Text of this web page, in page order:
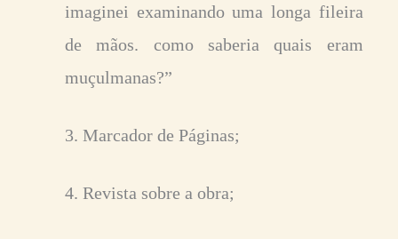
imaginei examinando uma longa fileira
de mãos. como saberia quais eram
muçulmanas?”
3. Marcador de Páginas;
4. Revista sobre a obra;